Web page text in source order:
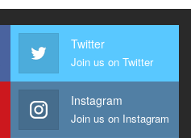
Twitter
Join us on Twitter
Instagram
Join us on Instagram